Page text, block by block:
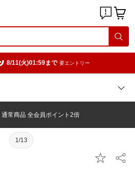
8/11(火)01:59まで 要エントリー
常商品 全会員ポイント2倍
1/13